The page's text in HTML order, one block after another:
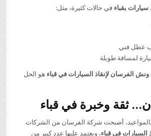
بقباء في حالات كثيرة، مثل:
عطل فني
لمسافة طويلة
ونش الفرسان لإنقاذ السيارات في قباء هو الحل
ثقة وخبرة في قباء
بالمواعيد، أصبحت شركة الفرسان من الشركات
السيارات في قباء، ويعتمد عليها عدد كبير من